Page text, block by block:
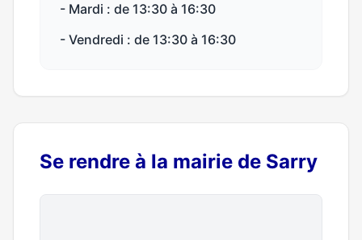
- Mardi : de 13:30 à 16:30
- Vendredi : de 13:30 à 16:30
Se rendre à la mairie de Sarry